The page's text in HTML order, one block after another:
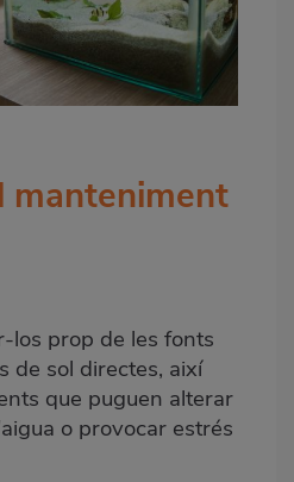
manteniment
los prop de les fonts
de sol directes, així
que puguen alterar
o provocar estrés